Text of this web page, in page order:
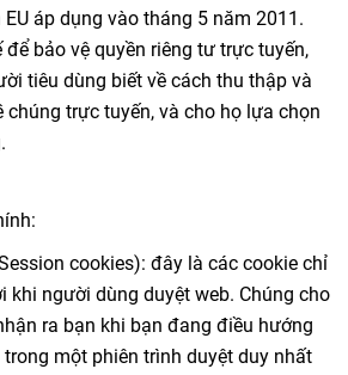
áp dụng vào tháng 5 năm 2011.
bảo vệ quyền riêng tư trực tuyến,
tiêu dùng biết về cách thu thập và
trực tuyến, và cho họ lựa chọn
cookies): đây là các cookie chỉ
khi người dùng duyệt web. Chúng cho
ra bạn khi bạn đang điều hướng
một phiên trình duyệt duy nhất